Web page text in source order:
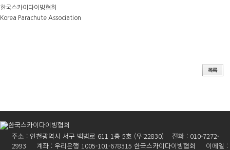
한국스카이다이빙협회
Korea Parachute Association
주소 : 인천광역시 서구 백범로 611 1층 5호 (우:22830) 전화 : 010-7272-
2993 계좌 : 우리은행 1005-101-678315 한국스카이다이빙협회 이메일 :